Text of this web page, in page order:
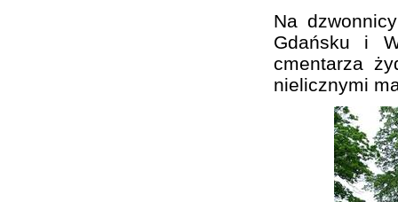
Na
Gdańsku i
cmentarza
nielicznymi